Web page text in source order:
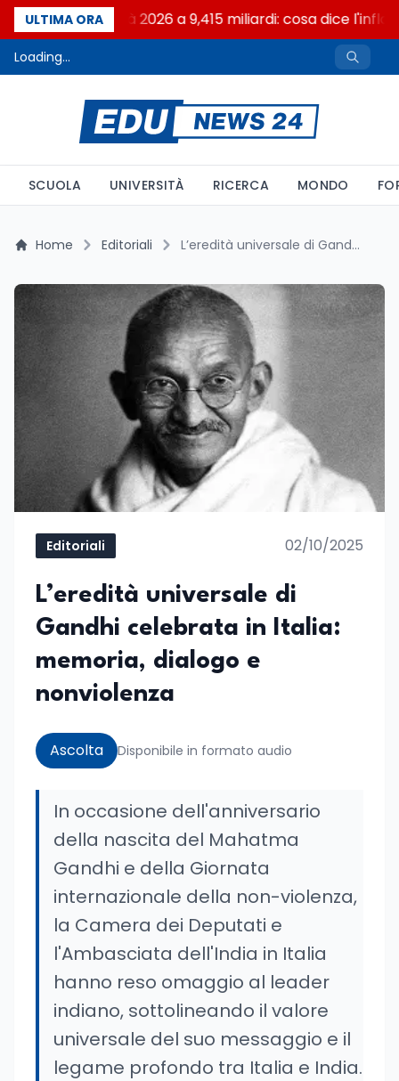
ULTIMA ORA
FFO Università 2026 a 9,415 miliardi: cosa dice
Loading...
SCUOLA UNIVERSITÀ RICERCA MONDO
Home Editoriali L’eredità universale di Gandhi celebrata in Italia: memoria, dialogo e nonviolenza
Editoriali 02/10/2025
L’eredità universale di
Gandhi celebrata in Italia:
memoria, dialogo e
nonviolenza
Ascolta Disponibile in formato audio
In occasione dell'anniversario
della nascita del Mahatma
Gandhi e della Giornata
internazionale della non-violenza,
la Camera dei Deputati e
l'Ambasciata dell'India in Italia
hanno reso omaggio al leader
indiano, sottolineando il valore
universale del suo messaggio e il
legame profondo tra Italia e India.